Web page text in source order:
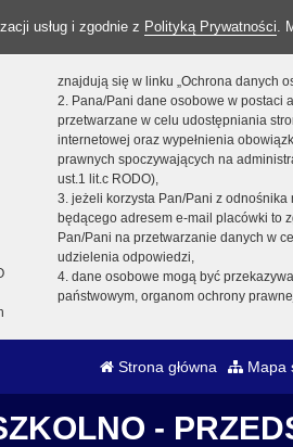
usług i zgodnie z Polityką Prywatności.
znajdują się w linku „Ochrona danych
2. Pana/Pani dane osobowe w postaci
przetwarzane w celu udostępniania
internetowej oraz wypełnienia
prawnych spoczywających na
ust.1 lit.c RODO),
3. jeżeli korzysta Pan/Pani z odnośnika
będącego adresem e-mail placówki to
Pan/Pani na przetwarzanie danych w
udzielenia odpowiedzi,
4. dane osobowe mogą być
państwowym, organom ochrony
Strona główna Mapa
-